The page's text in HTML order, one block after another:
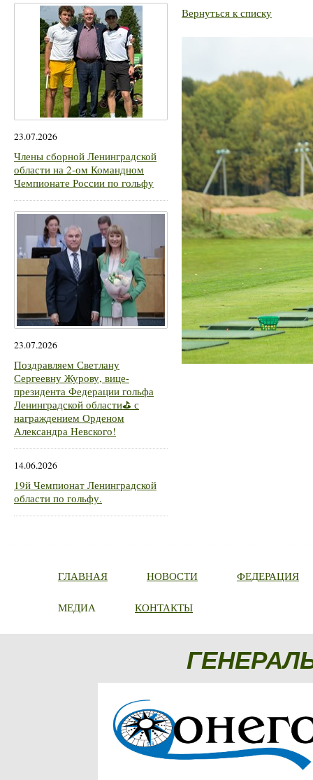
23.07.2026
Члены сборной Ленинградской
области на 2-ом Командном
Чемпионате России по гольфу
23.07.2026
Поздравляем Светлану
Сергеевну Журову, вице-
президента Федерации гольфа
Ленинградской области⛳ с
награждением Орденом
Александра Невского!
14.06.2026
19й Чемпионат Ленинградской
области по гольфу.
Вернуться к списку
ГЛАВНАЯ НОВОСТИ ФЕДЕРАЦИЯ
МЕДИА КОНТАКТЫ